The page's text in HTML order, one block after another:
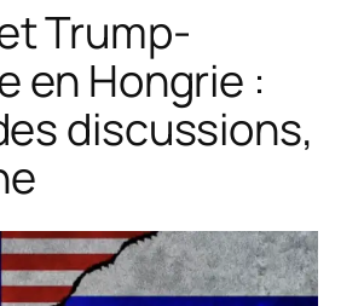
Trump-
en Hongrie :
discussions,